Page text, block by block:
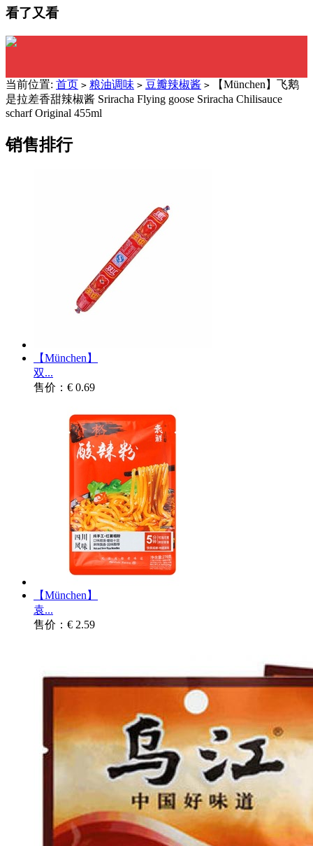
看了又看
当前位置: 首页 > 粮油调味 > 豆瓣辣椒酱 > 【München】飞鹅
是拉差香甜辣椒酱 Sriracha Flying goose Sriracha Chilisauce
scharf Original 455ml
销售排行
【München】
双...
售价：€ 0.69
【München】
袁...
售价：€ 2.59